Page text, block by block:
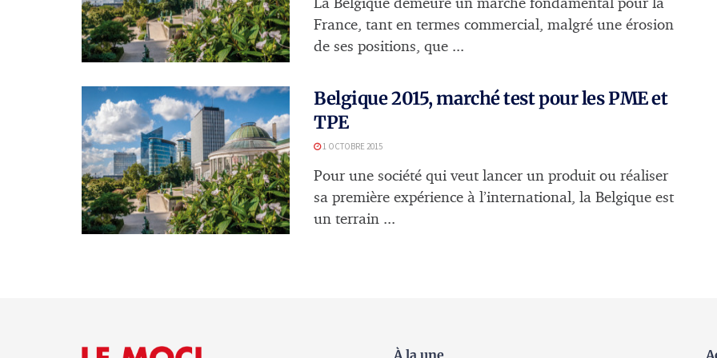
La Belgique demeure un marché fondamental pour la
France, tant en termes commercial, malgré une érosion
de ses positions, que ...
Belgique 2015, marché test pour les PME et
TPE
1 OCTOBRE 2015
Pour une société qui veut lancer un produit ou réaliser
sa première expérience à l’international, la Belgique est
un terrain ...